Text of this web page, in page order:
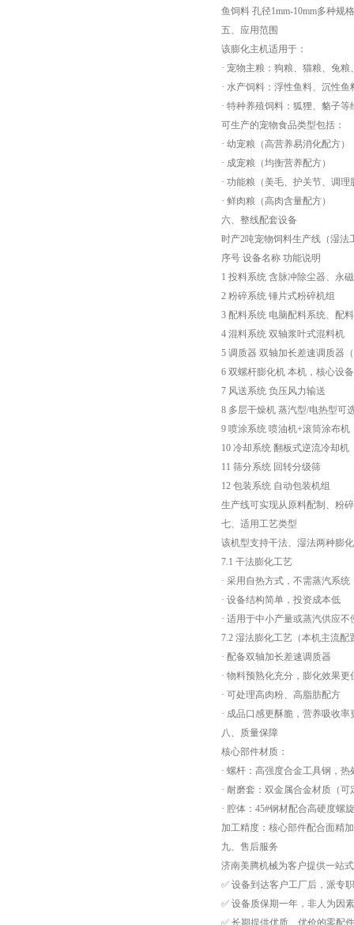
鱼饲料 孔径1mm-10mm多种规格
五、应用范围
该膨化主机适用于：
· 宠物主粮：狗粮、猫粮、兔
· 水产饲料：浮性鱼料、沉性
· 特种养殖饲料：狐狸、貉子等
可生产的宠物食品类型包括：
· 幼宠粮（高营养易消化配方）
· 成宠粮（均衡营养配方）
· 功能粮（美毛、护关节、调理
· 鲜肉粮（高肉含量配方）
六、整线配套设备
时产2吨宠物饲料生产线（湿法
序号 设备名称 功能说明
1 投料系统 含脉冲除尘器、永
2 粉碎系统 锤片式粉碎机组
3 配料系统 电脑配料系统、配
4 混料系统 双轴浆叶式混料机
5 调质器 双轴加长差速调质器
6 双螺杆膨化机 本机，核心设备
7 风送系统 负压风力输送
8 多层干燥机 蒸汽型/电热型可
9 喷涂系统 喷油机+滚筒涂布机
10 冷却系统 翻板式逆流冷却机
11 筛分系统 回转分级筛
12 包装系统 自动包装机组
生产线可实现从原料配制、粉
七、适用工艺类型
该机型支持干法、湿法两种膨
7.1 干法膨化工艺
· 采用自热方式，不需蒸汽系统
· 设备结构简单，投资成本低
· 适用于中小产量或蒸汽供应不
7.2 湿法膨化工艺（本机主流配
· 配备双轴加长差速调质器
· 物料预熟化充分，膨化效果更
· 可处理高肉粉、高脂肪配方
· 成品口感更酥脆，营养吸收率
八、质量保障
核心部件材质：
· 螺杆：高强度合金工具钢，
· 耐磨套：双金属合金材质（
· 腔体：45#钢材配合高硬度螺
加工精度：核心部件配合面精
九、售后服务
济南美腾机械为客户提供一站
✅ 设备到达客户工厂后，派专
✅ 设备质保期一年，非人为因
✅ 长期提供优质、优价的零配